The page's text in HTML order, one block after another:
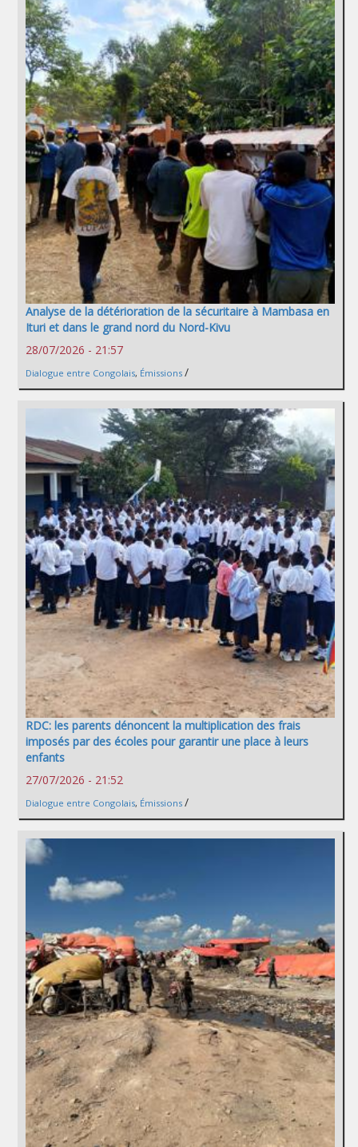
Analyse de la détérioration de la sécuritaire à Mambasa en
Ituri et dans le grand nord du Nord-Kivu
28/07/2026 - 21:57
Dialogue entre Congolais, Émissions /
RDC: les parents dénoncent la multiplication des frais
imposés par des écoles pour garantir une place à leurs
enfants
27/07/2026 - 21:52
Dialogue entre Congolais, Émissions /